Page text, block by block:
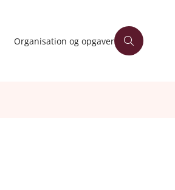
Organisation og opgaver